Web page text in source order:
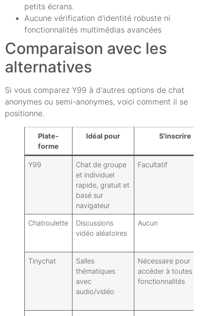
petits écrans.
Aucune vérification d'identité robuste ni
fonctionnalités multimédias avancées
Comparaison avec les
alternatives
Si vous comparez Y99 à d'autres options de chat
anonymes ou semi-anonymes, voici comment il se
positionne.
Plate-
forme
Idéal pour S'inscrire
Y99
Chat de groupe
et individuel
rapide, gratuit et
basé sur
navigateur
Facultatif
Chatroulette
Discussions
vidéo aléatoires
Aucun
Tinychat
Salles
thématiques
avec
audio/vidéo
Nécessaire pour
accéder à toutes les
fonctionnalités